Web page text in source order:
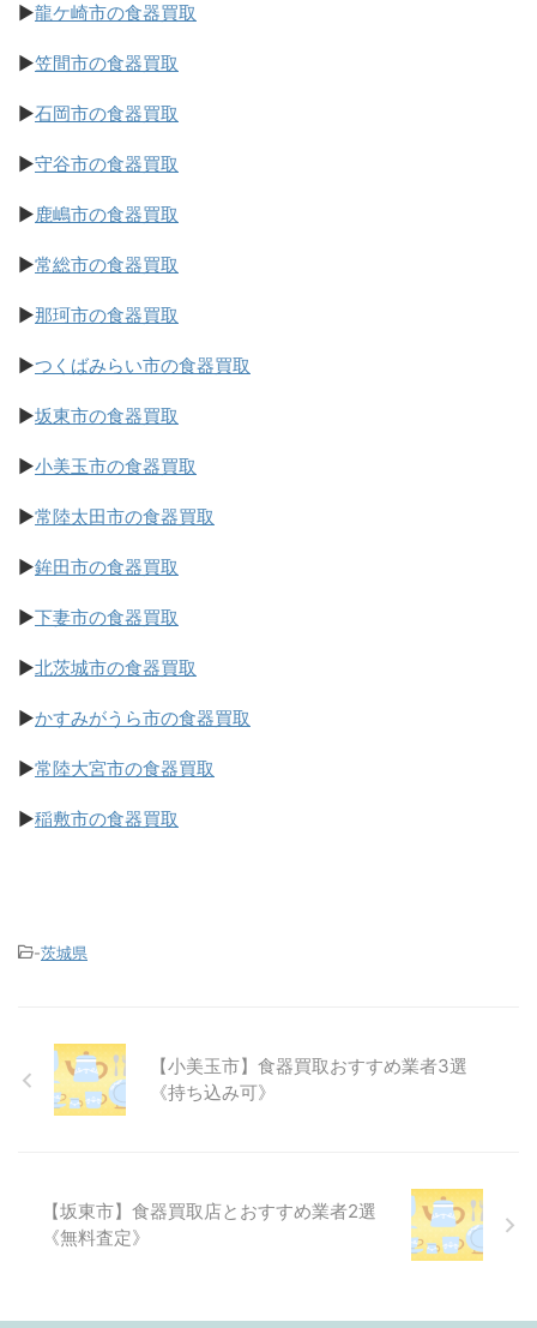
▶龍ケ崎市の食器買取
▶笠間市の食器買取
▶石岡市の食器買取
▶守谷市の食器買取
▶鹿嶋市の食器買取
▶常総市の食器買取
▶那珂市の食器買取
▶つくばみらい市の食器買取
▶坂東市の食器買取
▶小美玉市の食器買取
▶常陸太田市の食器買取
▶鉾田市の食器買取
▶下妻市の食器買取
▶北茨城市の食器買取
▶かすみがうら市の食器買取
▶常陸大宮市の食器買取
▶稲敷市の食器買取
-茨城県
【小美玉市】食器買取おすすめ業者3選
《持ち込み可》
【坂東市】食器買取店とおすすめ業者2選
《無料査定》